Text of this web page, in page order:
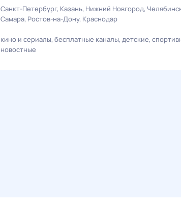
Санкт-Петербург Казань Нижний Новгород
Самара Ростов-на-Дону Краснодар
кино и сериалы бесплатные каналы детские
новостные